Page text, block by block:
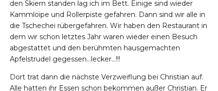
den Skiern standen lag ich im Bett. Einige sind wieder
Kammloipe und Rollerpiste gefahren. Dann sind wir alle in
die Tschechei rübergefahren. Wir haben den Restaurant in
dem wir schon letztes Jahr waren wieder einen Besuch
abgestattet und den berühmten hausgemachten
Apfelstrudel gegessen…lecker…!!!
Dort trat dann die nächste Verzweiflung bei Christian auf.
Alle hatten ihr Essen schon bekommen außer Christian. Er